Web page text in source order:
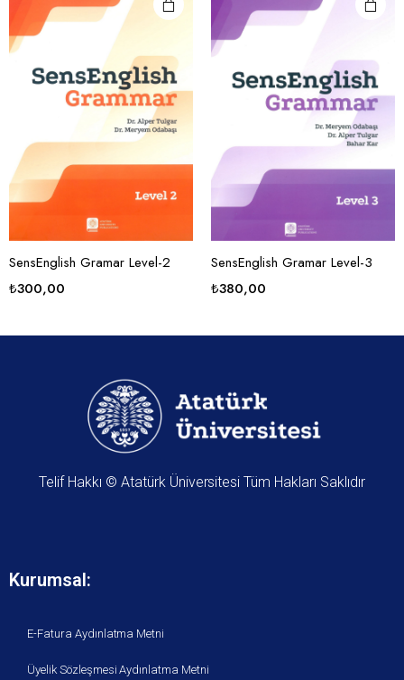
SensEnglish Gramar Level-2
₺300,00
SensEnglish Gramar Level-3
₺380,00
Telif Hakkı © Atatürk Üniversitesi Tüm Hakları Saklıdır
Kurumsal:
E-Fatura Aydınlatma Metni
Üyelik Sözleşmesi Aydınlatma Metni